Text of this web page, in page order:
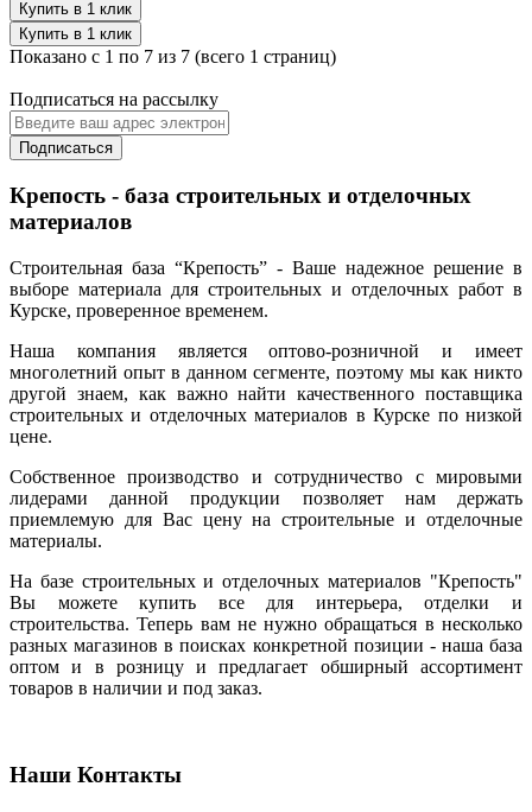
Купить в 1 клик
Купить в 1 клик
Показано с 1 по 7 из 7 (всего 1 страниц)
Подписаться на рассылку
Подписаться
Крепость - база строительных и отделочных
материалов
Строительная база “Крепость” - Ваше надежное решение в
выборе материала для строительных и отделочных работ в
Курске, проверенное временем.
Наша компания является оптово-розничной и имеет
многолетний опыт в данном сегменте, поэтому мы как никто
другой знаем, как важно найти качественного поставщика
строительных и отделочных материалов в Курске по низкой
цене.
Собственное производство и сотрудничество с мировыми
лидерами данной продукции позволяет нам держать
приемлемую для Вас цену на строительные и отделочные
материалы.
На базе строительных и отделочных материалов "Крепость"
Вы можете купить все для интерьера, отделки и
строительства. Теперь вам не нужно обращаться в несколько
разных магазинов в поисках конкретной позиции - наша база
оптом и в розницу и предлагает обширный ассортимент
товаров в наличии и под заказ.
Наши Контакты